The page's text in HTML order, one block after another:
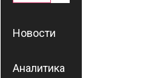
Новости
Аналитика